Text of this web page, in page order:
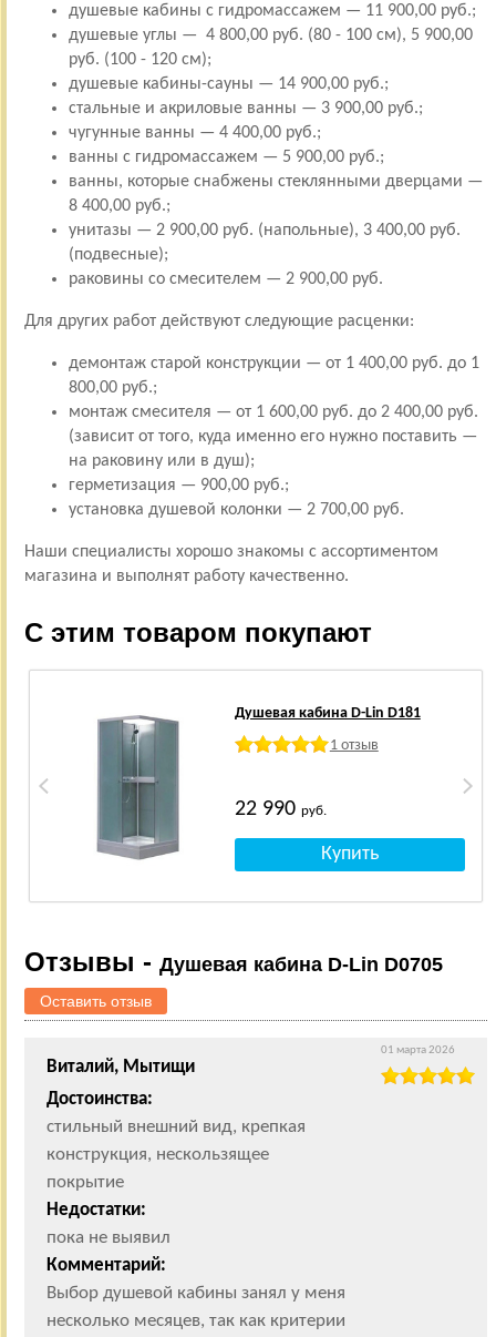
душевые кабины с гидромассажем — 11 900,00 руб.;
душевые углы — 4 800,00 руб. (80 - 100 см), 5 900,00
руб. (100 - 120 см);
душевые кабины-сауны — 14 900,00 руб.;
стальные и акриловые ванны — 3 900,00 руб.;
чугунные ванны — 4 400,00 руб.;
ванны с гидромассажем — 5 900,00 руб.;
ванны, которые снабжены стеклянными дверцами —
8 400,00 руб.;
унитазы — 2 900,00 руб. (напольные), 3 400,00 руб.
(подвесные);
раковины со смесителем — 2 900,00 руб.
Для других работ действуют следующие расценки:
демонтаж старой конструкции — от 1 400,00 руб. до 1
800,00 руб.;
монтаж смесителя — от 1 600,00 руб. до 2 400,00 руб.
(зависит от того, куда именно его нужно поставить —
на раковину или в душ);
герметизация — 900,00 руб.;
установка душевой колонки — 2 700,00 руб.
Наши специалисты хорошо знакомы с ассортиментом
магазина и выполнят работу качественно.
С этим товаром покупают
Душевая кабина D-Lin D181
1 отзыв
22 990 руб.
Отзывы - Душевая кабина D-Lin D0705
Оставить отзыв
Виталий, Мытищи
Достоинства:
стильный внешний вид, крепкая
конструкция, нескользящее
покрытие
Недостатки:
пока не выявил
Комментарий:
Выбор душевой кабины занял у меня
несколько месяцев, так как критерии
01 марта 2026